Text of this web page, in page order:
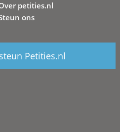
petities.nl
ons
Petities.nl